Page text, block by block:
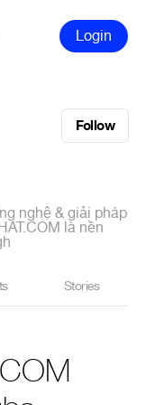
Login
Follow
nghệ & giải pháp
là nền
Stories